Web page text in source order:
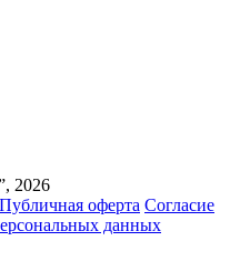
2026
Публичная оферта Согласие
данных